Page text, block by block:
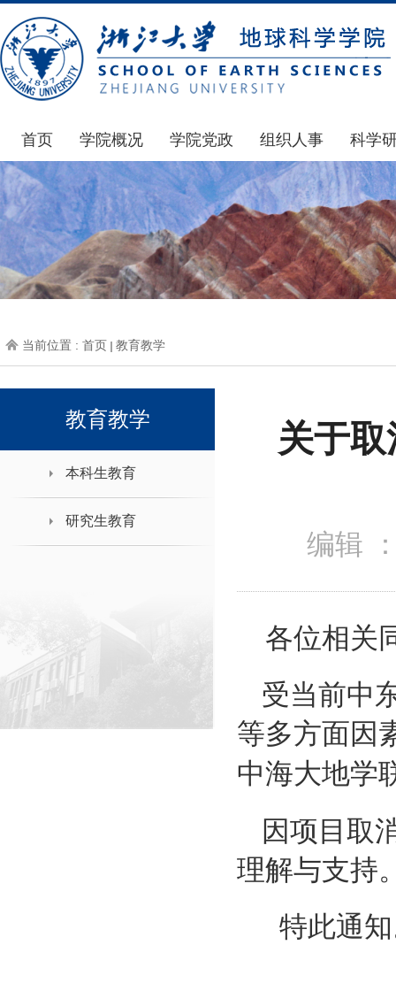
首页 学院概况
学院简介
发展简史
组织机构
师资力量
学院院刊
学院党政
通知公告
学院发文
党委会议纪要
党政联席会议纪要
办事指南
组织人事
通知公告
博士后管理
人才招聘
年度考核
下载专区
科学
国家
科研
通知
科研
地科
当前位置 : 首页 教育教学
教育教学
本科生教育
研究生教育
关于
编辑
各位相关
受当前中
等多方面因
中海大地学
因项目取
理解与支持
特此通